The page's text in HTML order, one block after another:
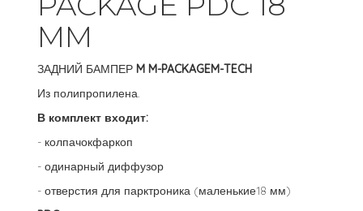
MM
ЗАДНИЙ БАМПЕР M M-PACKAGEM-TECH
Из полипропилена.
В комплект входит:
- колпачокфаркоп
- одинарный диффузор
- отверстия для парктроника (маленькие18 мм)